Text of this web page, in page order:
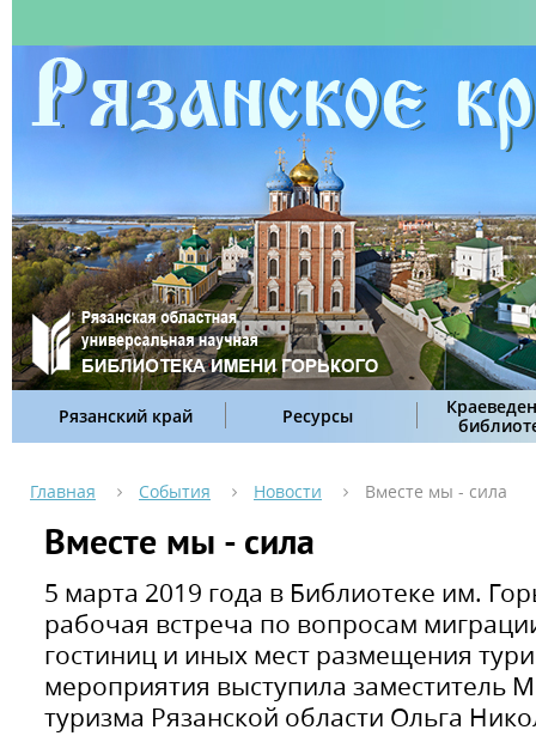
Рязанский край Ресурсы
Главная События Новости Вместе мы - сила
Вместе мы - сила
5 марта 2019 года в Библиотеке им.
рабочая встреча по вопросам
гостиниц и иных мест размещения
мероприятия выступила заместитель
туризма Рязанской области Ольга